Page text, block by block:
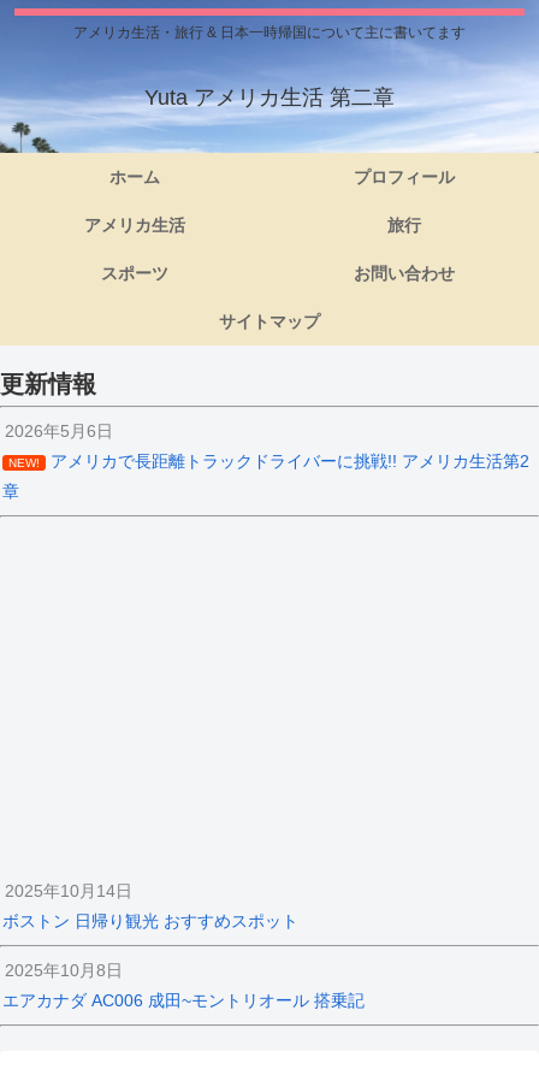
アメリカ生活・旅行 & 日本一時帰国について主に書いてます
Yuta アメリカ生活 第二章
ホーム プロフィール
アメリカ生活 旅行
スポーツ お問い合わせ
サイトマップ
更新情報
2026年5月6日
NEW!
アメリカで長距離トラックドライバーに挑戦!! アメリカ生活第2
章
2025年10月14日
ボストン 日帰り観光 おすすめスポット
2025年10月8日
エアカナダ AC006 成田~モントリオール 搭乗記